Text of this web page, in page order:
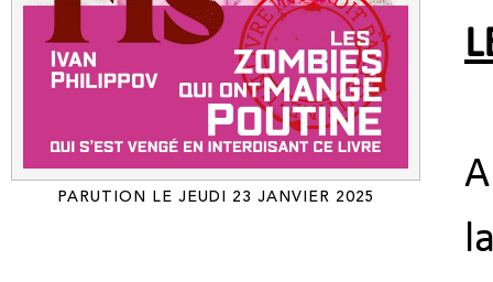
PARUTION LE JEUDI 23 JANVIER 2025